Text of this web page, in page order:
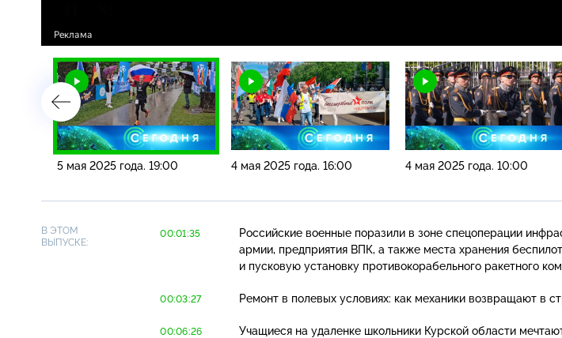
5 мая 2025 года. 19:00 4 мая 2025 года. 16:00 4 мая 2025 года. 10:00
В ЭТОМ
ВЫПУСКЕ:
00:01:35
Российские военные поразили в зоне спецоперации
армии, предприятия ВПК, а также места хранения
и пусковую установку противокорабельного ракетного
00:03:27 Ремонт в полевых условиях: как механики возвращают в
00:06:26 Учащиеся на удаленке школьники Курской области